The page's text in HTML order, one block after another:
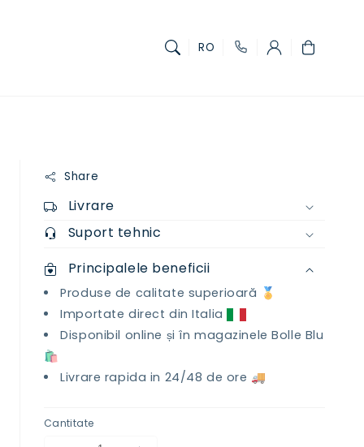
RO Coș
Share
Livrare
Suport tehnic
Principalele beneficii
Produse de calitate superioară 🏅
Importate direct din Italia
Disponibil online și în magazinele Bolle Blu
🛍️
Livrare rapida in 24/48 de ore 🚚
Cantitate